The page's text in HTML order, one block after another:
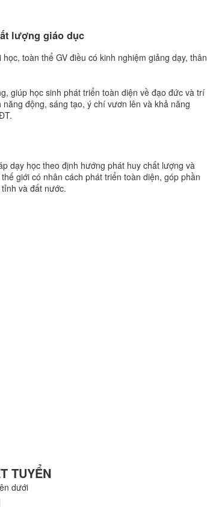
lượng giáo dục
toàn thể GV điều có kinh nghiệm giảng dạy, thân
giúp học sinh phát triển toàn diện về đạo đức và trí
động, sáng tạo, ý chí vươn lên và khả năng
dạy học theo định hướng phát huy chất lượng và
giới có nhân cách phát triển toàn diện, góp phần
và đất nước.
TUYỂN
dưới